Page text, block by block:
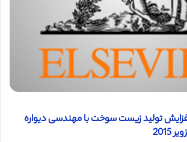
تولید زیست سوخت با مهندسی دیواره